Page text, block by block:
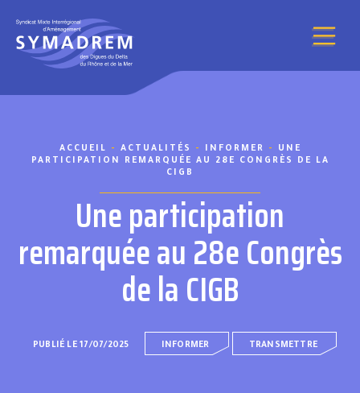
ACCUEIL - ACTUALITÉS - INFORMER -
UNE
PARTICIPATION REMARQUÉE AU 28E CONGRÈS DE LA
CIGB
Une participation
remarquée au 28e Congrès
de la CIGB
PUBLIÉ LE 17/07/2025 INFORMER TRANSMETTRE